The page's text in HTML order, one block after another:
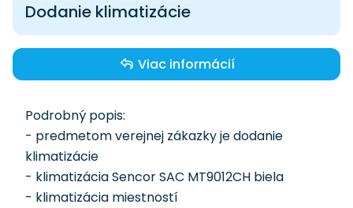
Dodanie klimatizácie
Viac informácií
Podrobný popis:
- predmetom verejnej zákazky je dodanie
klimatizácie
- klimatizácia Sencor SAC MT9012CH biela
- klimatizácia miestností